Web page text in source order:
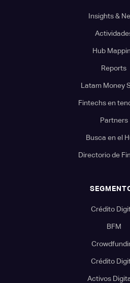
Insights &
Hub
Reports
Latam Money
Fintechs en
Partners
Busca en el
Directorio de
Crédito
BFM
Crédito
Activos